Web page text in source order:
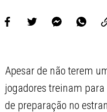
Apesar de não terem
jogadores treinam
de preparação no